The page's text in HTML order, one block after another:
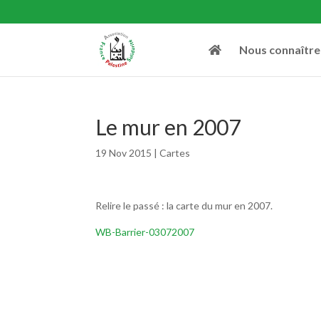
Nous connaître
Le mur en 2007
19 Nov 2015 |Cartes
Relire le passé : la carte du mur en 2007.
WB-Barrier-03072007